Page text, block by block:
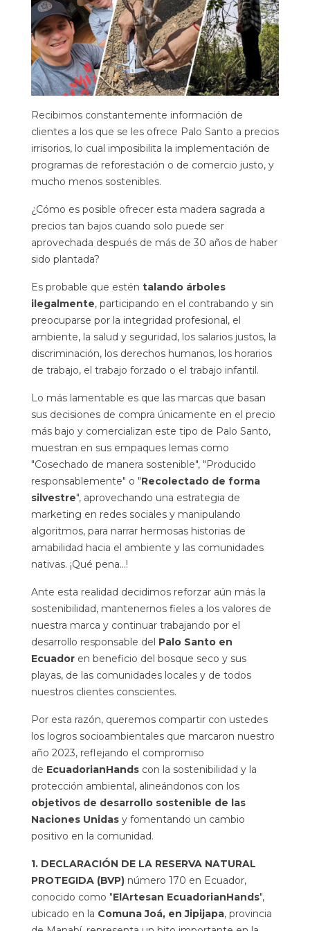
Recibimos constantemente información de
clientes a los que se les ofrece Palo Santo a precios
irrisorios, lo cual imposibilita la implementación de
programas de reforestación o de comercio justo, y
mucho menos sostenibles.
¿Cómo es posible ofrecer esta madera sagrada a
precios tan bajos cuando solo puede ser
aprovechada después de más de 30 años de haber
sido plantada?
Es probable que estén talando árboles
ilegalmente, participando en el contrabando y sin
preocuparse por la integridad profesional, el
ambiente, la salud y seguridad, los salarios justos, la
discriminación, los derechos humanos, los horarios
de trabajo, el trabajo forzado o el trabajo infantil.
Lo más lamentable es que las marcas que basan
sus decisiones de compra únicamente en el precio
más bajo y comercializan este tipo de Palo Santo,
muestran en sus empaques lemas como
"Cosechado de manera sostenible", "Producido
responsablemente" o "Recolectado de forma
silvestre", aprovechando una estrategia de
marketing en redes sociales y manipulando
algoritmos, para narrar hermosas historias de
amabilidad hacia el ambiente y las comunidades
nativas. ¡Qué pena…!
Ante esta realidad decidimos reforzar aún más la
sostenibilidad, mantenernos fieles a los valores de
nuestra marca y continuar trabajando por el
desarrollo responsable del Palo Santo en
Ecuador en beneficio del bosque seco y sus
playas, de las comunidades locales y de todos
nuestros clientes conscientes.
Por esta razón, queremos compartir con ustedes
los logros socioambientales que marcaron nuestro
año 2023, reflejando el compromiso
de EcuadorianHands con la sostenibilidad y la
protección ambiental, alineándonos con los
objetivos de desarrollo sostenible de las
Naciones Unidas y fomentando un cambio
positivo en la comunidad.
1. DECLARACIÓN DE LA RESERVA NATURAL
PROTEGIDA (BVP) número 170 en Ecuador,
conocido como "ElArtesan EcuadorianHands",
ubicado en la Comuna Joá, en Jipijapa, provincia